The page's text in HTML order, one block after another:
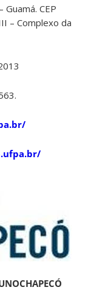
Guamá. CEP
– Complexo da